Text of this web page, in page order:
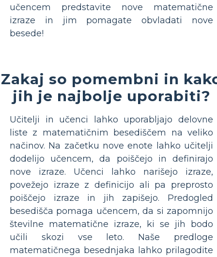
učencem predstavite nove matematične
izraze in jim pomagate obvladati nove
besede!
Zakaj so pomembni in
jih je najbolje uporabiti?
Učitelji in učenci lahko uporabljajo delovne
liste z matematičnim besediščem na veliko
načinov. Na začetku nove enote lahko učitelji
dodelijo učencem, da poiščejo in definirajo
nove izraze. Učenci lahko narišejo izraze,
povežejo izraze z definicijo ali pa preprosto
poiščejo izraze in jih zapišejo. Predogled
besedišča pomaga učencem, da si zapomnijo
številne matematične izraze, ki se jih bodo
učili skozi vse leto. Naše predloge
matematičnega besednjaka lahko prilagodite